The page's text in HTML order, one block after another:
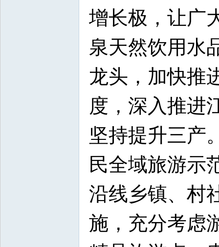
增长极，让广
泉天然饮用水
龙头，加快推
度，深入推进
坚持提升三产
民全域旅游示
沿线乡镇、村
施，充分考虑